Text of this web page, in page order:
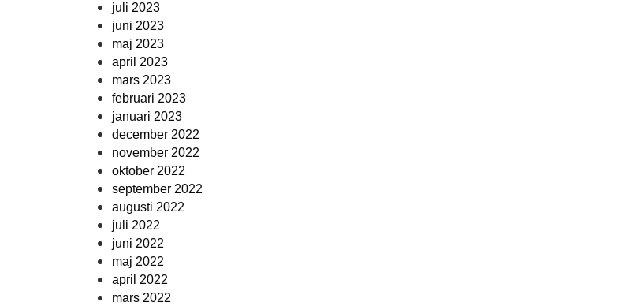
juli 2023
juni 2023
maj 2023
april 2023
mars 2023
februari 2023
januari 2023
december 2022
november 2022
oktober 2022
september 2022
augusti 2022
juli 2022
juni 2022
maj 2022
april 2022
mars 2022